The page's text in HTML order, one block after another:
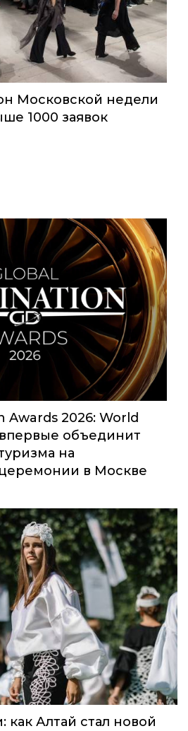
Московской недели
1000 заявок
Awards 2026: World
объединит
на
в Москве
как Алтай стал новой